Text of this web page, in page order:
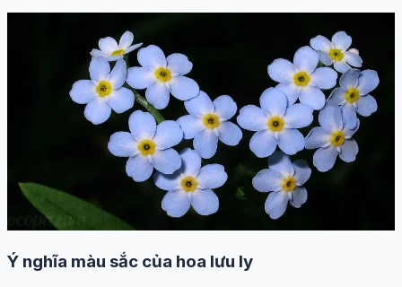
Ý nghĩa màu sắc của hoa lưu ly